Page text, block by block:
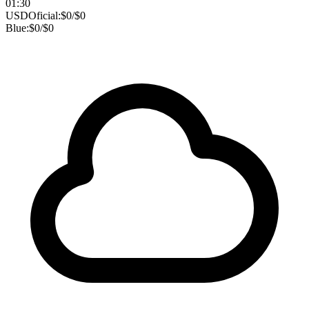
01:30
USDOficial:$0/$0
Blue:$0/$0